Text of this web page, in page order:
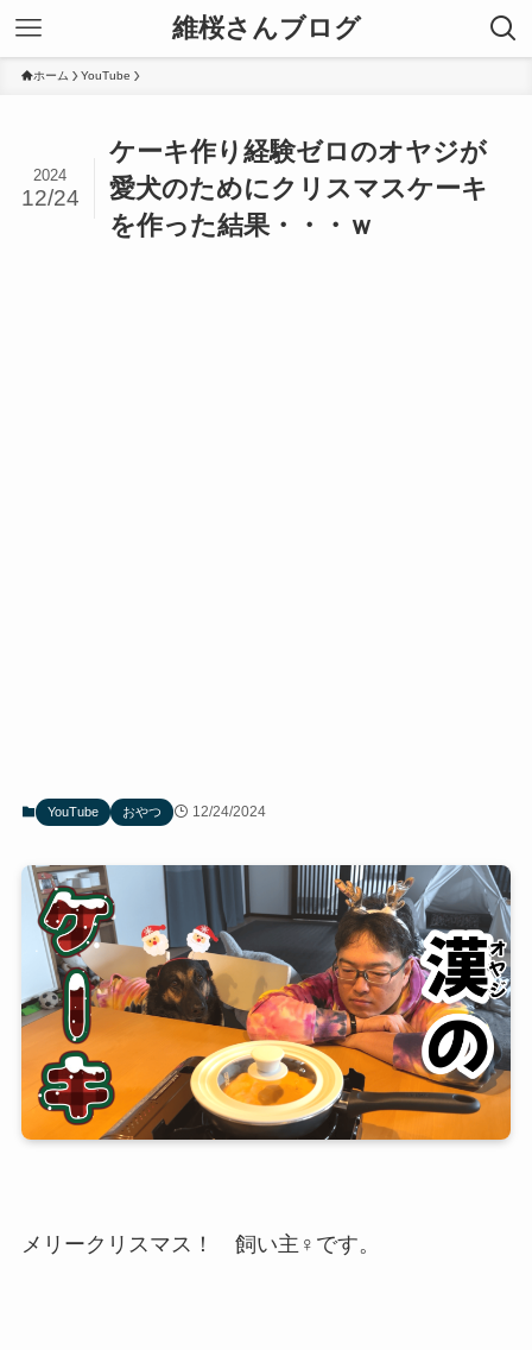
維桜さんブログ
ホーム YouTube
ケーキ作り経験ゼロのオヤジが
愛犬のためにクリスマスケーキ
を作った結果・・・ｗ
2024
12/24
YouTube おやつ 12/24/2024
メリークリスマス！ 飼い主♀です。